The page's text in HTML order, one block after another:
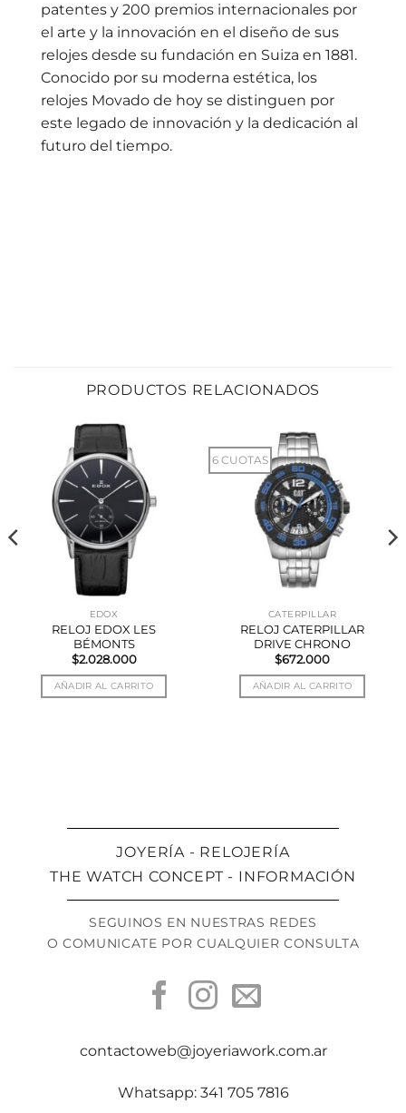
patentes y 200 premios internacionales por
el arte y la innovación en el diseño de sus
relojes desde su fundación en Suiza en 1881.
Conocido por su moderna estética, los
relojes Movado de hoy se distinguen por
este legado de innovación y la dedicación al
futuro del tiempo.
PRODUCTOS RELACIONADOS
EDOX
RELOJ EDOX LES
BÉMONTS
$2.028.000
AÑADIR AL CARRITO
6 CUOTAS
CATERPILLAR
RELOJ CATERPILLAR
DRIVE CHRONO
$672.000
AÑADIR AL CARRITO
JOYERÍA - RELOJERÍA
THE WATCH CONCEPT - INFORMACIÓN
SEGUINOS EN NUESTRAS REDES
O COMUNICATE POR CUALQUIER CONSULTA
contactoweb@joyeriawork.com.ar
Whatsapp: 341 705 7816